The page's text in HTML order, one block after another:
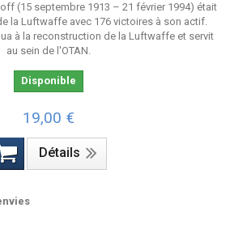
(15 septembre 1913 – 21 février 1994) était
la Luftwaffe avec 176 victoires à son actif.
à la reconstruction de la Luftwaffe et servit
au sein de l'OTAN.
Disponible
19,00 €
Détails